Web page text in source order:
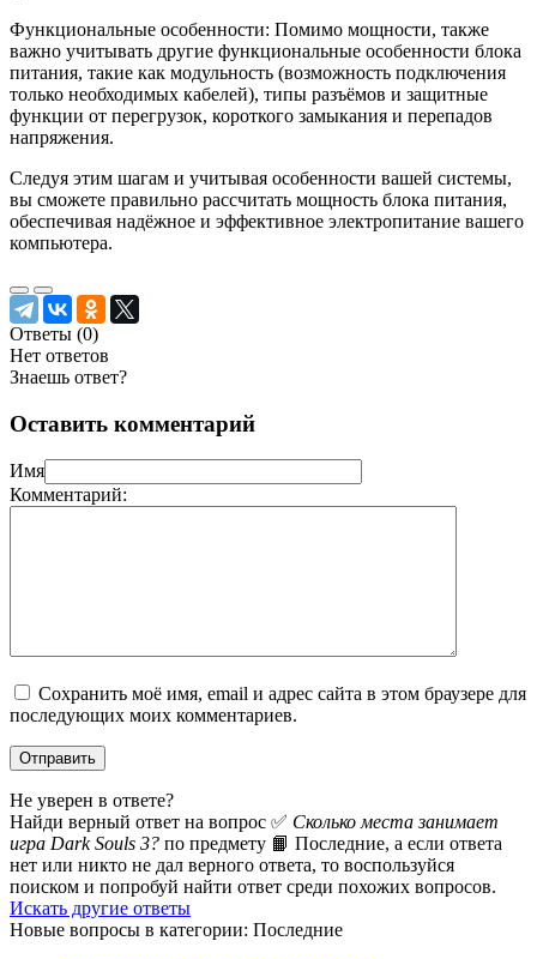
Функциональные особенности: Помимо мощности, также
важно учитывать другие функциональные особенности блока
питания, такие как модульность (возможность подключения
только необходимых кабелей), типы разъёмов и защитные
функции от перегрузок, короткого замыкания и перепадов
напряжения.
Следуя этим шагам и учитывая особенности вашей системы,
вы сможете правильно рассчитать мощность блока питания,
обеспечивая надёжное и эффективное электропитание вашего
компьютера.
Ответы (0)
Нет ответов
Знаешь ответ?
Оставить комментарий
Имя
Комментарий:
Сохранить моё имя, email и адрес сайта в этом браузере для
последующих моих комментариев.
Не уверен в ответе?
Найди верный ответ на вопрос ✅ Сколько места занимает
игра Dark Souls 3? по предмету 📙 Последние, а если ответа
нет или никто не дал верного ответа, то воспользуйся
поиском и попробуй найти ответ среди похожих вопросов.
Искать другие ответы
Новые вопросы в категории: Последние